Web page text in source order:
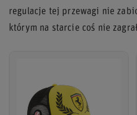
regulacje tej przewagi nie
którym na starcie coś nie